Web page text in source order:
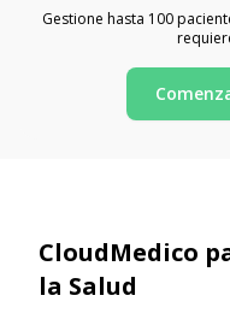
Gestione hasta 100
CloudMedico
la Salud